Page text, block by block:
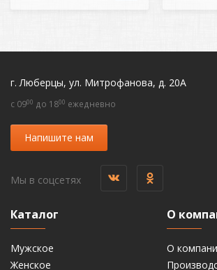
г. Люберцы, ул. Митрофанова, д. 20А
c 0900 до 1800 ежедневно
Напишите нам
Мы в соцсетях
Каталог
Мужское
Женское
О
О